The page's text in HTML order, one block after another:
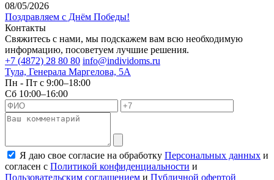
08/05/2026
Поздравляем с Днём Победы!
Контакты
Свяжитесь с нами, мы подскажем вам всю необходимую
информацию, посоветуем лучшие решения.
+7 (4872) 28 80 80 info@individoms.ru
Тула, Генерала Маргелова, 5А
Пн - Пт с 9:00–18:00
Сб 10:00–16:00
Я даю свое согласие на обработку Персональных данных и
согласен с Политикой конфиденциальности и
Пользовательским соглашением и Публичной офертой